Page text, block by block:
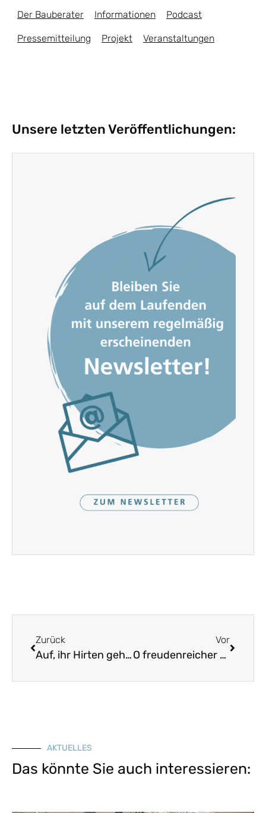
Der Bauberater Informationen Podcast
Pressemitteilung Projekt Veranstaltungen
Unsere letzten Veröffentlichungen:
Zurück
Auf, ihr Hirten geht mit mir
Vor
O freudenreicher Tag
AKTUELLES
Das könnte Sie auch interessieren: